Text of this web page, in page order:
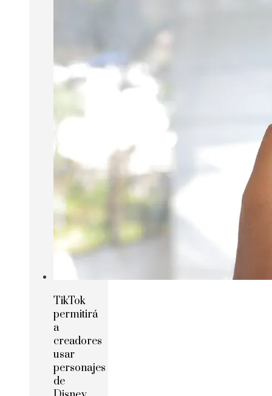
TikTok
permitirá
a
creadores
usar
personajes
de